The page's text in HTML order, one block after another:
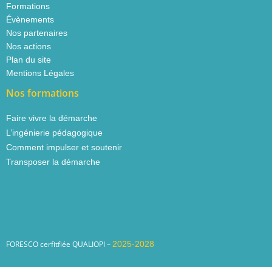
Formations
Évènements
Nos partenaires
Nos actions
Plan du site
Mentions Légales​
Nos formations
Faire vivre la démarche
L’ingénierie pédagogique
Comment impulser et soutenir
Transposer la démarche
FORESCO cerfitfiée QUALIOPI – 2025-2028